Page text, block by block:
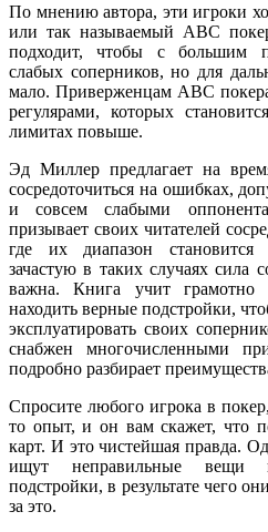
По мнению автора, эти игроки
или так называемый АВС
подходит, чтобы с большим
слабых соперников, но для
мало. Приверженцам АВС
регулярами, которых
лимитах повыше.
Эд Миллер предлагает на
сосредоточиться на ошибках,
и совсем слабыми
призывает своих читателей
где их диапазон становится
зачастую в таких случаях сила
важна. Книга учит грамотно
находить верные подстройки,
эксплуатировать своих
снабжен многочисленными
подробно разбирает
Спросите любого игрока в
то опыт, и он вам скажет, что
карт. И это чистейшая правда.
ищут неправильные вещи
подстройки, в результате чего
за это.